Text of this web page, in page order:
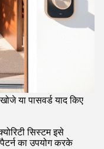
या पासवर्ड याद किए
सिस्टम इसे
का उपयोग करके